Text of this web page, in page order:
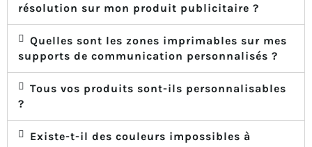
résolution sur mon produit publicitaire ?
Quelles sont les zones imprimables sur mes
supports de communication personnalisés ?
Tous vos produits sont-ils personnalisables
?
Existe-t-il des couleurs impossibles à